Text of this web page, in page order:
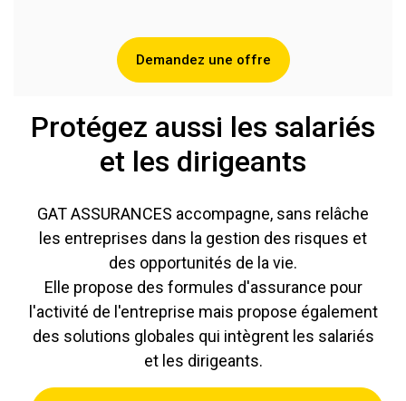
Demandez une offre
Protégez aussi les salariés
et les dirigeants
GAT ASSURANCES accompagne, sans relâche
les entreprises dans la gestion des risques et
des opportunités de la vie.
Elle propose des formules d'assurance pour
l'activité de l'entreprise mais propose également
des solutions globales qui intègrent les salariés
et les dirigeants.